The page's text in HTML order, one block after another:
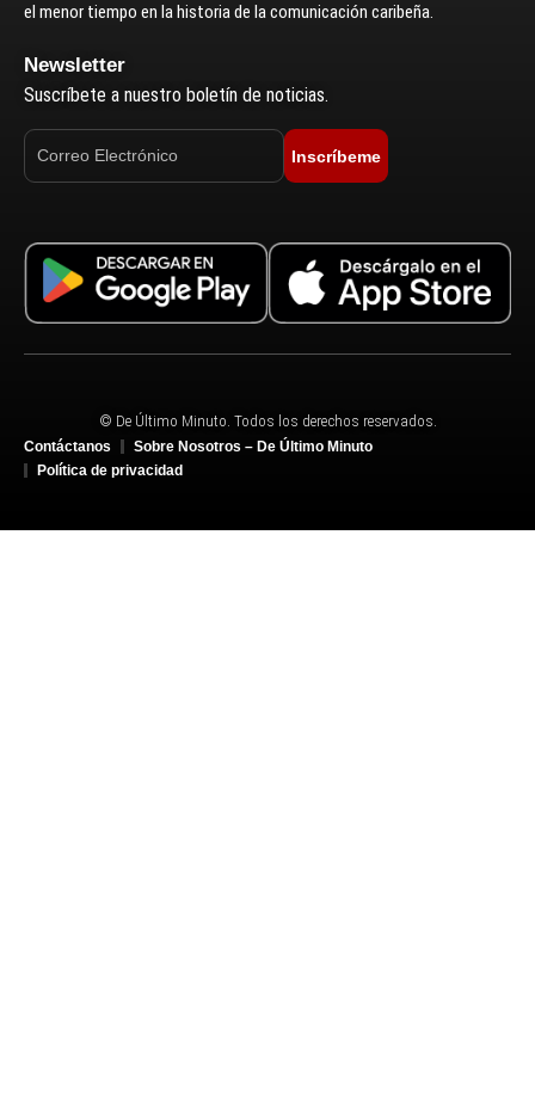
el menor tiempo en la historia de la comunicación caribeña.
Newsletter
Suscríbete a nuestro boletín de noticias.
Inscríbeme
© De Último Minuto. Todos los derechos reservados.
Contáctanos
Sobre Nosotros – De Último Minuto
Política de privacidad